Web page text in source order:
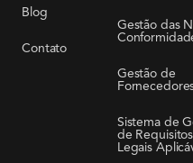
Blog
Contato
Gestão das
Gestão de
Sistema de
de Requisitos
Legais